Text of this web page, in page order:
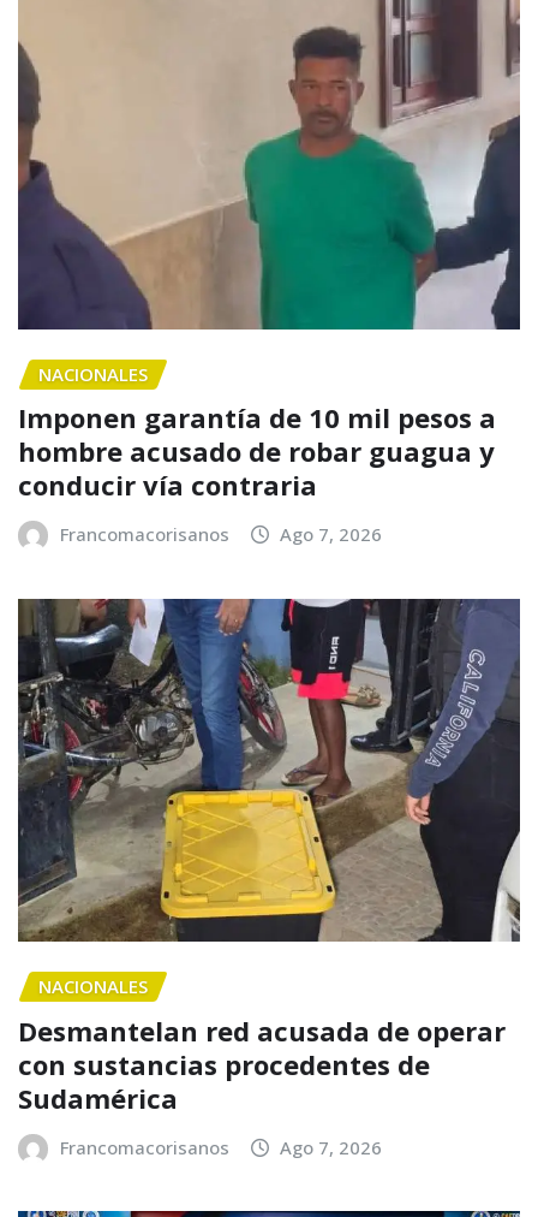
NACIONALES
Imponen garantía de 10 mil pesos a
hombre acusado de robar guagua y
conducir vía contraria
Francomacorisanos Ago 7, 2026
NACIONALES
Desmantelan red acusada de operar
con sustancias procedentes de
Sudamérica
Francomacorisanos Ago 7, 2026